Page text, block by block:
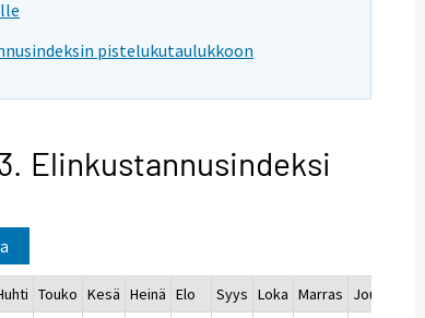
pistelukutaulukkoon
Elinkustannusindeksi
Touko Kesä Heinä Elo Syys Loka Marras Joulu